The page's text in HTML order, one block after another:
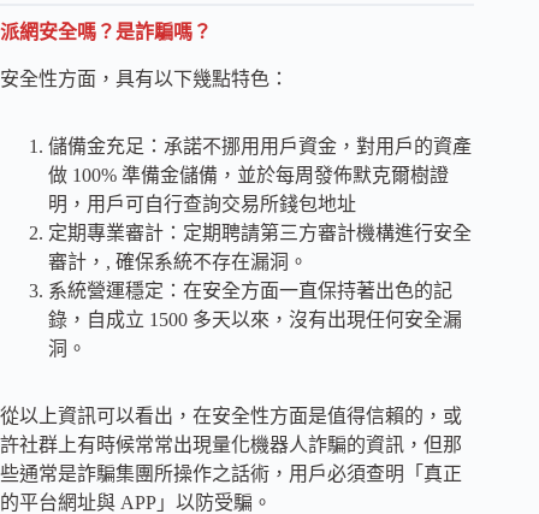
派網安全嗎？是詐騙嗎？
安全性方面，具有以下幾點特色：
儲備金充足：承諾不挪用用戶資金，對用戶的資產
做 100% 準備金儲備，並於每周發佈默克爾樹證
明，用戶可自行查詢交易所錢包地址
定期專業審計：定期聘請第三方審計機構進行安全
審計，, 確保系統不存在漏洞。
系統營運穩定：在安全方面一直保持著出色的記
錄，自成立 1500 多天以來，沒有出現任何安全漏
洞。
從以上資訊可以看出，在安全性方面是值得信賴的，或
許社群上有時候常常出現量化機器人詐騙的資訊，但那
些通常是詐騙集團所操作之話術，用戶必須查明「真正
的平台網址與 APP」以防受騙。